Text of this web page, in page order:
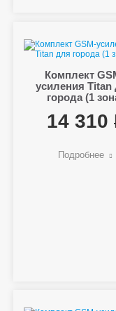
Комплект
усиления Titan
города (1
14 310
Подробнее